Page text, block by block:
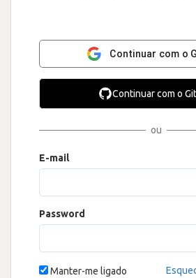
Continuar com o
Continuar com o
ou
E-mail
Password
Manter-me ligado